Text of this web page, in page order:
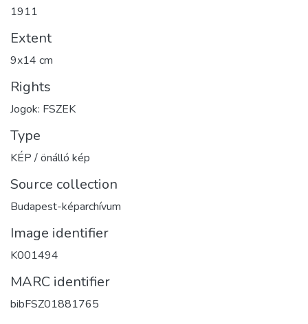
1911
Extent
9x14 cm
Rights
Jogok: FSZEK
Type
KÉP / önálló kép
Source collection
Budapest-képarchívum
Image identifier
K001494
MARC identifier
bibFSZ01881765